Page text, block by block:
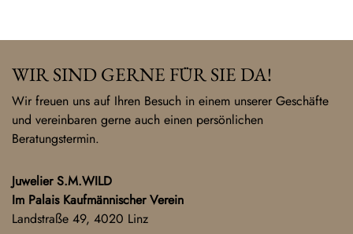
WIR SIND GERNE FÜR SIE DA!
Wir freuen uns auf Ihren Besuch in einem unserer Geschäfte
und vereinbaren gerne auch einen persönlichen
Beratungstermin.
Juwelier S.M.WILD
Im Palais Kaufmännischer Verein
Landstraße 49, 4020 Linz